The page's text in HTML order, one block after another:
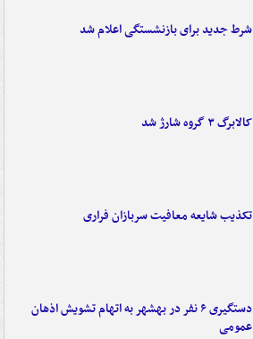
شرط جدید برای بازنشستگی اعلام شد
کالابرگ ۳ گروه شارژ شد
تکذیب شایعه معافیت سربازان فراری
دستگیری ۶ نفر در بهشهر به اتهام تشویش اذهان
عمومی